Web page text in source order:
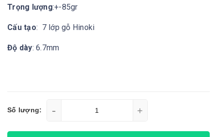
Trọng lượng:+-85gr
Cấu tạo: 7 lớp gỗ Hinoki
Độ dày: 6.7mm
Số lượng: - +